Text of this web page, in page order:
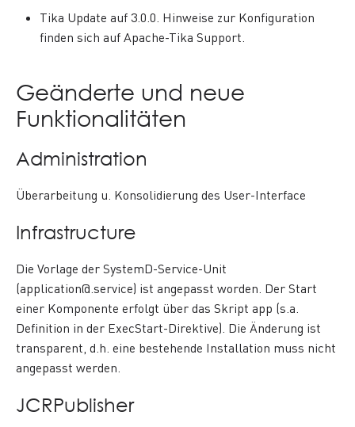
Tika Update auf 3.0.0. Hinweise zur Konfiguration
finden sich auf Apache-Tika Support.
Geänderte und neue
Funktionalitäten
Administration
Überarbeitung u. Konsolidierung des User-Interface
Infrastructure
Die Vorlage der SystemD-Service-Unit
(application@.service) ist angepasst worden. Der Start
einer Komponente erfolgt über das Skript app (s.a.
Definition in der ExecStart-Direktive). Die Änderung ist
transparent, d.h. eine bestehende Installation muss nicht
angepasst werden.
JCRPublisher